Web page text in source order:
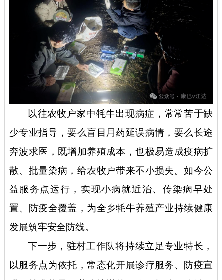
以往农牧户家中牦牛出现病症，常常苦于缺
少专业指导，要么盲目用药延误病情，要么长途
奔波求医，既增加养殖成本，也极易造成疫病扩
散、批量染病，给农牧户带来不小损失。如今公
益服务点运行，实现小病就近治、传染病早处
置、防疫全覆盖，为全乡牦牛养殖产业持续健康
发展筑牢安全防线。
下一步，驻村工作队将持续立足专业特长，
以服务点为依托，常态化开展诊疗服务、防疫宣